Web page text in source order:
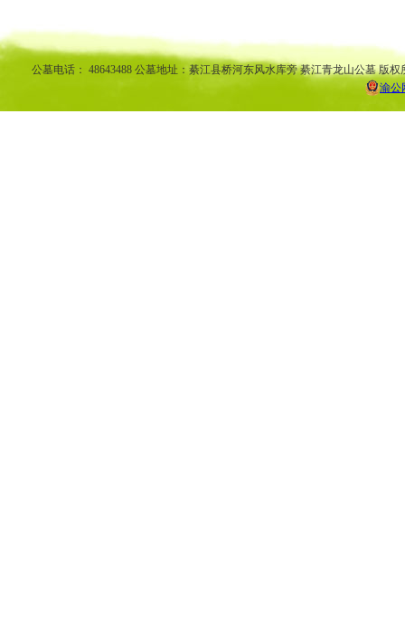
公墓电话： 48643488 公墓地址：綦江县桥河东风水库旁 綦江青龙山公墓 版
渝公